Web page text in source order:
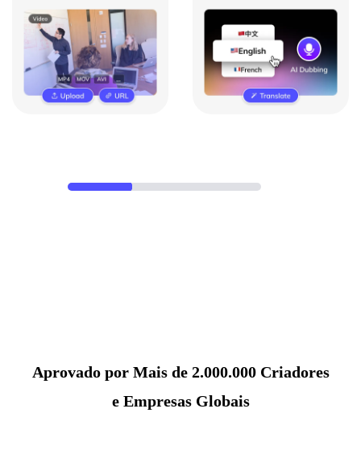
Aprovado por Mais de 2.000.000 Criadores
e Empresas Globais